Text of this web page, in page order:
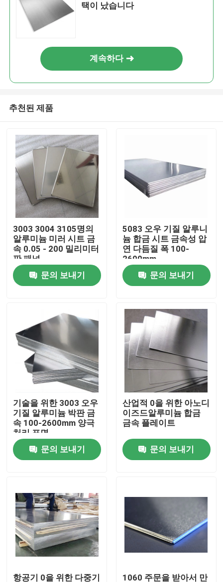
제품
비디오
공장 견학
품질 관리
조회를 요청하다
알루미늄 박판 금속
알루미늄 시트 코일
택이 났습니다
계속하다
추천된 제품
3003 3004 3105명의
알루미늄 미러 시트 금
속 0.05 - 200 밀리미터
판 패널
문의 보내기
5083 오우 기질 알루니
늄 합금 시트 금속성 압
연 다듬질 폭 100-
2600mm
문의 보내기
기술을 위한 3003 오우
기질 알루미늄 박판 금
속 100-2600mm 양극
처리 표면
문의 보내기
산업적 0을 위한 아노디
이즈드알루미늄 합금
금속 플레이트
문의 보내기
항공기 0을 위한 다중기 1060 주문을 받아서 만